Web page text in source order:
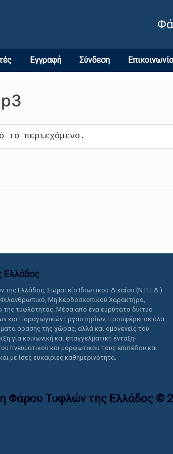
Εγγραφή Σύνδεση Επικοινωνία
το περιεχόμενο.
Ελλάδoς
Ελλάδος, Σωματείο Ιδιωτικού Δικαίου (Ν.Π.Ι.Δ.)
Μη Κερδοσκοπικού Χαρακτήρα,
τυφλότητας. Μέσα από ένα ευρύτατο δίκτυο
και Παραγωγικών Εργαστηρίων, προσφέρει σε όλα
όρασης της χώρας, αλλά και ομογενείς του
για κοινωνική και επαγγελματική ένταξη-
πνευματικού και μορφωτικού τους επιπέδου και
με ίσες ευκαιρίες καθημερινότητα.
Φάρου Τυφλών της Ελλάδoς ©